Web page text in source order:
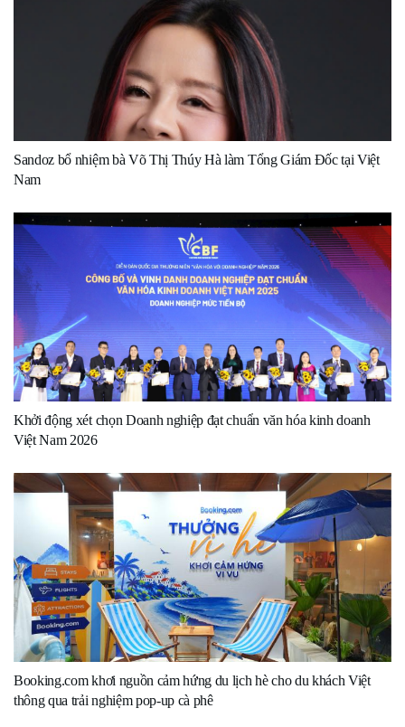
Sandoz bổ nhiệm bà Võ Thị Thúy Hà làm Tổng Giám Đốc tại Việt
Nam
Khởi động xét chọn Doanh nghiệp đạt chuẩn văn hóa kinh doanh
Việt Nam 2026
Booking.com khơi nguồn cảm hứng du lịch hè cho du khách Việt
thông qua trải nghiệm pop-up cà phê